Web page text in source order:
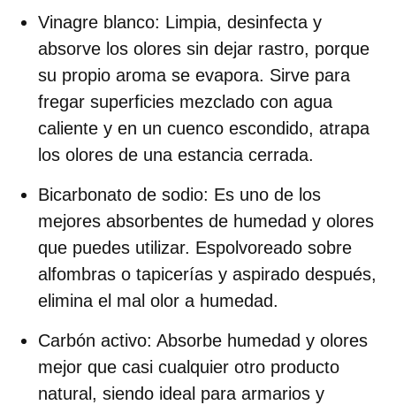
Vinagre blanco: Limpia, desinfecta y
absorve los olores sin dejar rastro, porque
su propio aroma se evapora. Sirve para
fregar superficies mezclado con agua
caliente y en un cuenco escondido, atrapa
los olores de una estancia cerrada.
Bicarbonato de sodio: Es uno de los
mejores absorbentes de humedad y olores
que puedes utilizar. Espolvoreado sobre
alfombras o tapicerías y aspirado después,
elimina el mal olor a humedad.
Carbón activo: Absorbe humedad y olores
mejor que casi cualquier otro producto
natural, siendo ideal para armarios y